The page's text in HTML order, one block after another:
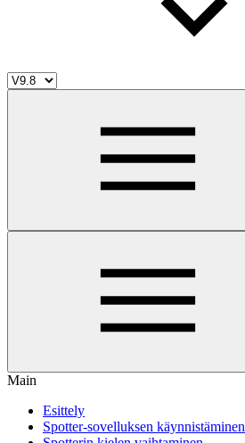
Main
Esittely
Spotter-sovelluksen käynnistäminen